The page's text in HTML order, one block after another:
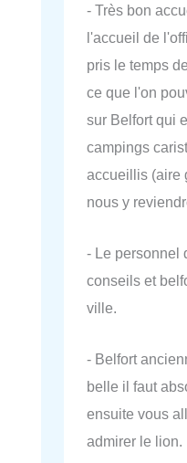
- Très bon
l'accueil de
pris le temps
ce que l'on
sur Belfort qui
campings
accueillis (aire
nous y
- Le personnel
conseils et
ville.
- Belfort
belle il faut
ensuite vous
admirer le lion.